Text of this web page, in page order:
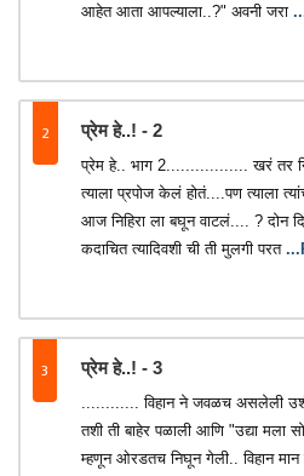
आहेत आता आपल्याला..?" अवनी जरा
2 प्रेम हे..! - 2
प्रेम हे.. भाग 2................. खरं तर
त्याला प्रपोज केलं होतं....पण त्याला
आज निहिरा ला बघून वाटलं.... ? दोन
कदाचित त्यादिवशी ची ती मुलगी परत
3 प्रेम हे..! - 3
............ विहान ने जवळच असलेली उशी
तशी ती बाहेर पळाली आणि "उद्या
म्हणून ओरडतच निघून गेली.. विहान मान